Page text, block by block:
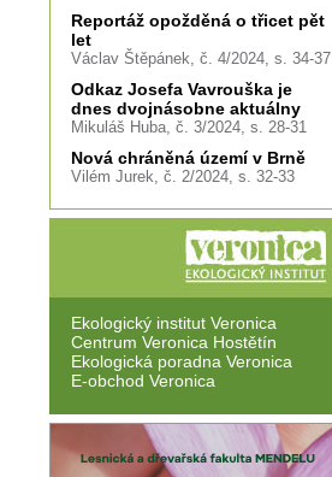
Reportáž opožděná o třicet pět
let
Václav Štěpánek, č. 4/2024, s. 34-37
Odkaz Josefa Vavrouška je
dnes dvojnásobne aktuálny
Mikuláš Huba, č. 3/2024, s. 28-31
Nová chráněná území v Brně
Vilém Jurek, č. 2/2024, s. 32-33
Ekologický institut Veronica
Centrum Veronica Hostětín
Ekologická poradna Veronica
E-obchod Veronica